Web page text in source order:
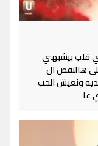
قلب بيشبهني
هالنقص ال
ونعيش الحب
عا